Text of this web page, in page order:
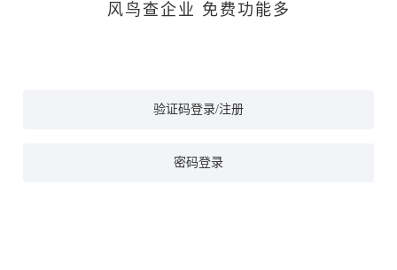
风鸟查企业 免费功能多
验证码登录/注册
密码登录